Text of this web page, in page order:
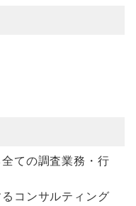
ての調査業務・行
コンサルティング